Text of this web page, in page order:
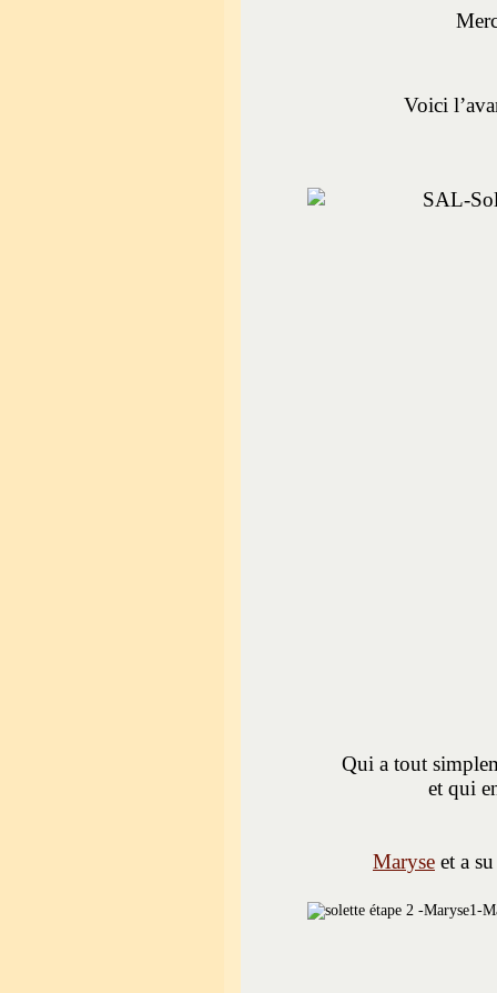
Voici
Qui a tout
et qui
Maryse et a